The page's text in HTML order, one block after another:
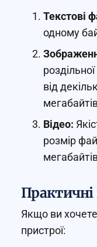
Текстові
одному
від
Відео:
розмір
Якщо ви
пристрої: